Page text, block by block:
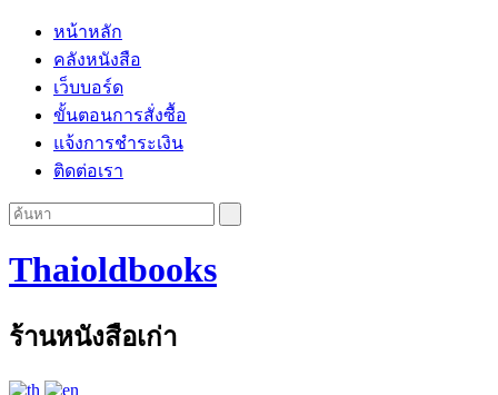
หน้าหลัก
คลังหนังสือ
เว็บบอร์ด
ขั้นตอนการสั่งซื้อ
แจ้งการชำระเงิน
ติดต่อเรา
Thaioldbooks
ร้านหนังสือเก่า